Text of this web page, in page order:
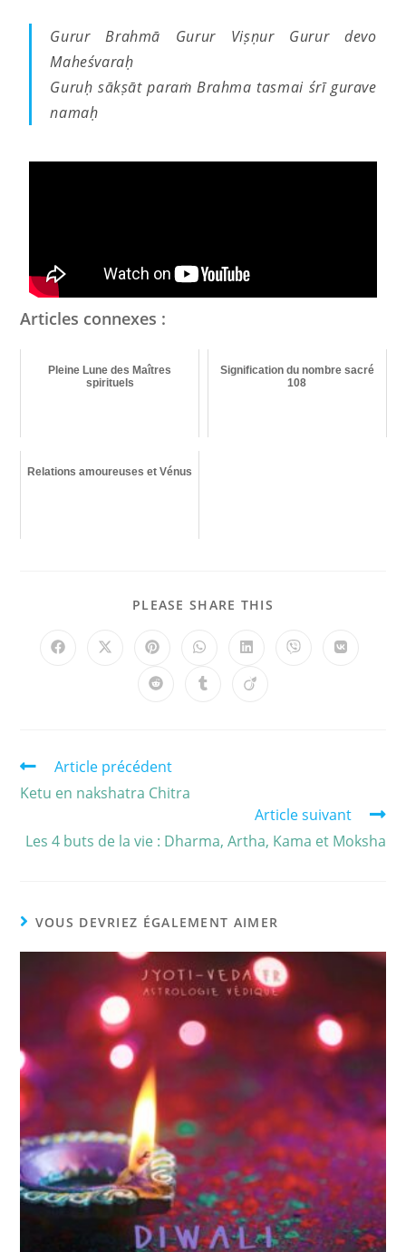
Gurur Brahmā Gurur Viṣṇur Gurur devo
Maheśvaraḥ
Guruḥ sākṣāt paraṁ Brahma tasmai śrī gurave
namaḥ
Articles connexes :
Pleine Lune des Maîtres
spirituels
Signification du nombre sacré
108
Relations amoureuses et Vénus
PLEASE SHARE THIS
Article précédent
Ketu en nakshatra Chitra
Article suivant
Les 4 buts de la vie : Dharma, Artha, Kama et Moksha
VOUS DEVRIEZ ÉGALEMENT AIMER